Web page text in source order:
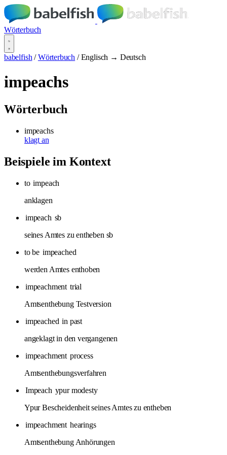
Wörterbuch
babelfish / Wörterbuch / Englisch → Deutsch
impeachs
Wörterbuch
impeachs
klagt an
Beispiele im Kontext
to impeach
anklagen
impeach sb
seines Amtes zu entheben sb
to be impeached
werden Amtes enthoben
impeachment trial
Amtsenthebung Testversion
impeached in past
angeklagt in den vergangenen
impeachment process
Amtsenthebungsverfahren
Impeach ypur modesty
Ypur Bescheidenheit seines Amtes zu entheben
impeachment hearings
Amtsenthebung Anhörungen